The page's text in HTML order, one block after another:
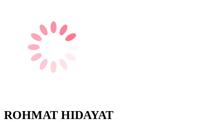
ROHMAT HIDAYAT